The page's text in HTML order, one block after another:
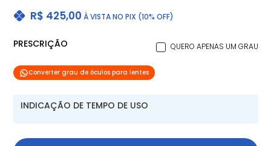
R$ 425,00 À VISTA NO PIX (10% OFF)
PRESCRIÇÃO QUERO APENAS UM GRAU
Converter grau de óculos para lentes
INDICAÇÃO DE TEMPO DE USO